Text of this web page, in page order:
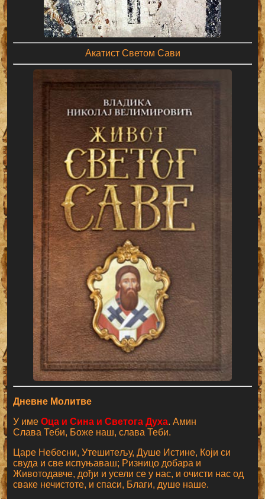
Акатист Светом Сави
Дневне Молитве
У имеОца и Сина и Светога Духа. Амин
Слава Теби, Боже наш, слава Теби.
Царе Небесни, Утешитељу, Душе Истине, Који си
свуда и све испуњаваш; Ризницо добара и
Животодавче, дођи и усели се у нас, и очисти нас од
сваке нечистоте, и спаси, Благи, душе наше.